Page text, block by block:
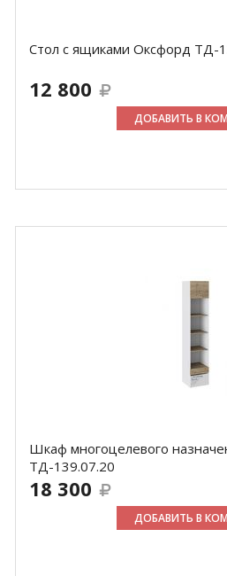
Стол с ящиками Оксфорд ТД-
12 800
ДОБАВИТЬ В
Шкаф многоцелевого
ТД-139.07.20
18 300
ДОБАВИТЬ В